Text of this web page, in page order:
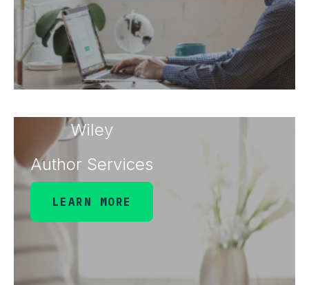
Wiley
Author Services
LEARN MORE